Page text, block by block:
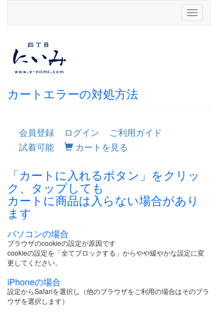
Toggle
カートエラーの対処方法
会員登録 ログイン
ご利用ガイド
試着可能
カートを見る
「カートに入れるボタン」をクリッ
ク、タップしても
カートに商品は入らない場合があり
ます
パソコンの場合
ブラウザのcookieの設定が原因です
cookieの設定を「全てブロックする」からやや緩やかな設定に変
更してください。
iPhoneの場合
設定からSafariを選択し（他のブラウザをご利用の場合はそのブラ
ウザを選択します）